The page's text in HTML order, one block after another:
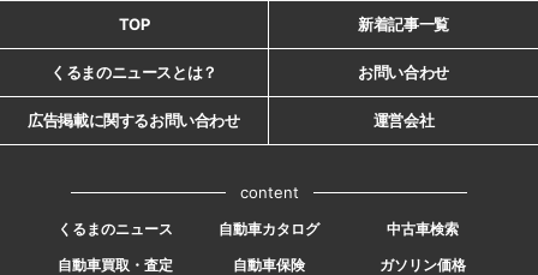
TOP 新着記事一覧
くるまのニュースとは？ お問い合わせ
広告掲載に関するお問い合わせ 運営会社
content
くるまのニュース 自動車カタログ
中古車検索
自動車買取・査定
自動車保険 ガソリン価格